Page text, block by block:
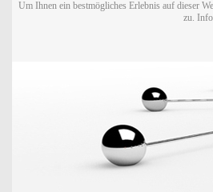
Um Ihnen ein bestmögliches Erlebnis auf dieser
zu.